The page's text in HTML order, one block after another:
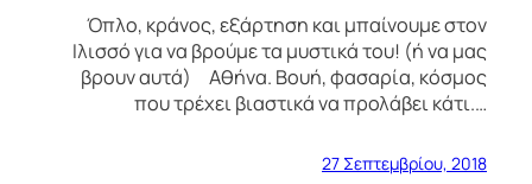
Όπλο, κράνος, εξάρτηση και μπαίνουμε στον
Ιλισσό για να βρούμε τα μυστικά του! (ή να μας
βρουν αυτά) Αθήνα. Βουή, φασαρία, κόσμος
που τρέχει βιαστικά να προλάβει κάτι.…
27 Σεπτεμβρίου, 2018